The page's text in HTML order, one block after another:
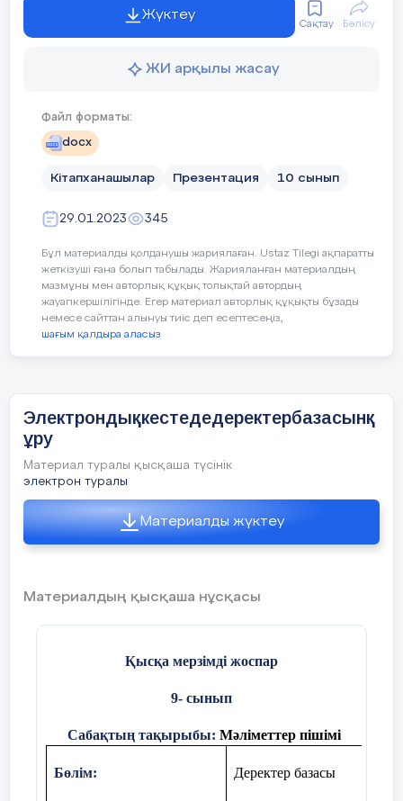
Құндылықтарға баулу
Пән аралық байланыс
Алдыңғы
Сабақ мақсаты электронды кестеде
мақсатын сипаттай
Диалог және жазу үшін
өріс пен жазба;
мәліметтер типі мен
сұрыптау;
сүзгілеу;
МҚБЖ;
Мәліметтер қоры.
Құндылықтарға баулу
Сабақтың барысы
Жүктеу
Сақтау Бөлісу
ЖИ арқылы жасау
Файл форматы:
docx
Кітапханашылар Презентация 10 сынып
29.01.2023 345
Бұл материалды қолданушы жариялаған. Ustaz Tilegi ақпаратты
жеткізуші ғана болып табылады. Жарияланған материалдың
мазмұны мен авторлық құқық толықтай автордың
жауапкершілігінде. Егер материал авторлық құқықты бұзады
немесе сайттан алынуы тиіс деп есептесеңіз,
шағым қалдыра аласыз
Электрондықкестедедеректербазасынқ
ұру
Материал туралы қысқаша түсінік
электрон туралы
Материалды жүктеу
Материалдың қысқаша нұсқасы
Қысқа мерзімді жоспар
9- сынып
Сабақтың тақырыбы: Мәліметтер пішімі
Бөлім: Деректер базасы